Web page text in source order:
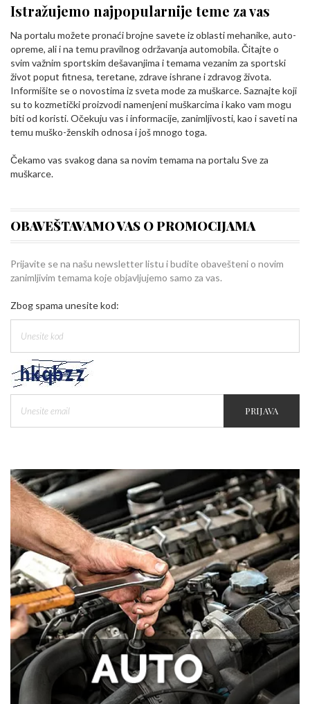
Istražujemo najpopularnije teme za vas
Na portalu možete pronaći brojne savete iz oblasti mehanike, auto-
opreme, ali i na temu pravilnog održavanja automobila. Čitajte o
svim važnim sportskim dešavanjima i temama vezanim za sportski
život poput fitnesa, teretane, zdrave ishrane i zdravog života.
Informišite se o novostima iz sveta mode za muškarce. Saznajte koji
su to kozmetički proizvodi namenjeni muškarcima i kako vam mogu
biti od koristi. Očekuju vas i informacije, zanimljivosti, kao i saveti na
temu muško-ženskih odnosa i još mnogo toga.
Čekamo vas svakog dana sa novim temama na portalu Sve za
muškarce.
OBAVEŠTAVAMO VAS O PROMOCIJAMA
Prijavite se na našu newsletter listu i budite obavešteni o novim
zanimljivim temama koje objavljujemo samo za vas.
Zbog spama unesite kod:
PRIJAVA
Tegobe sa sinusima koje muškarci
najčešće trpe bez odlaska kod lekara